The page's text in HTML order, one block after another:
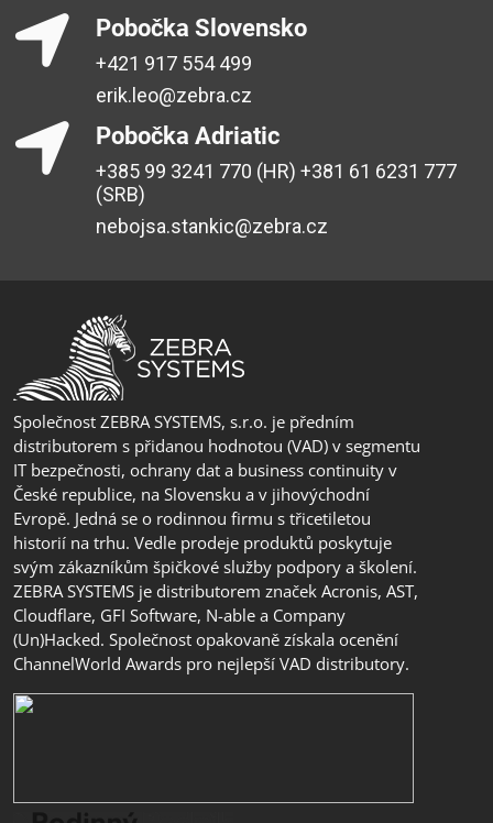
Pobočka Slovensko
+421 917 554 499
erik.leo@zebra.cz
Pobočka Adriatic
+385 99 3241 770 (HR) +381 61 6231 777
(SRB)
nebojsa.stankic@zebra.cz
Společnost ZEBRA SYSTEMS, s.r.o. je předním
distributorem s přidanou hodnotou (VAD) v segmentu
IT bezpečnosti, ochrany dat a business continuity v
České republice, na Slovensku a v jihovýchodní
Evropě. Jedná se o rodinnou firmu s třicetiletou
historií na trhu. Vedle prodeje produktů poskytuje
svým zákazníkům špičkové služby podpory a školení.
ZEBRA SYSTEMS je distributorem značek Acronis, AST,
Cloudflare, GFI Software, N-able a Company
(Un)Hacked. Společnost opakovaně získala ocenění
ChannelWorld Awards pro nejlepší VAD distributory.